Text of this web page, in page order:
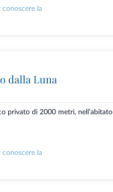
conoscere la
dalla Luna
privato di 2000 metri, nell’abitato
conoscere la